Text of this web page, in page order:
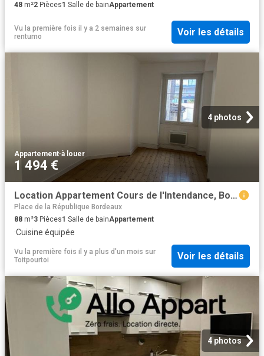
48 m²2 Pièces1 Salle de bainAppartement
Vu la première fois il y a 2 semaines sur
rentumo
Voir les détails
4 photos
Appartement·à louer
1 494 €
Location Appartement Cours de l'Intendance, Bordeaux
Place de la République Bordeaux
88 m²3 Pièces1 Salle de bainAppartement
·Cuisine équipée
Vu la première fois il y a plus d'un mois sur
Toitpourtoi
Voir les détails
4 photos